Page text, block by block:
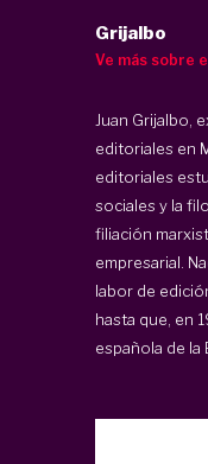
Grijalbo
Ve más sobre
Juan Grijalbo,
editoriales en
editoriales
sociales y la
filiación
empresarial.
labor de
hasta que, en
española de la